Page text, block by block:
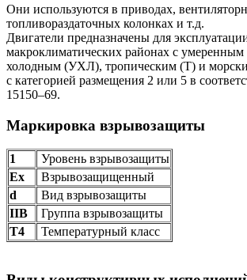
Они используются в приводах,
топливораздаточных колонках и т.д.
Двигатели предназначены для
макроклиматических районах с
холодным (УХЛ), тропическим (Т) и
с категорией размещения 2 или 5 в
15150–69.
Маркировка взрывозащиты
1
Уровень взрывозащиты
Ех
Взрывозащищенный
d
Вид взрывозащиты
IIB
Группа взрывозащиты
Т4
Температурный класс